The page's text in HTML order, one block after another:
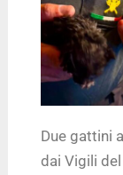
Due gattini
dai Vigili